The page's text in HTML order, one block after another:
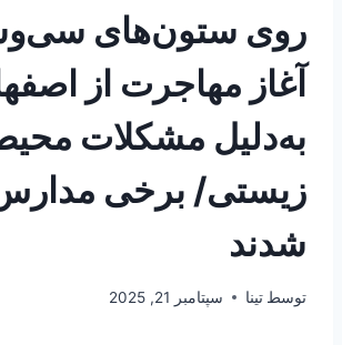
روی ستون‌های
آغاز مهاجرت از
به‌دلیل مشکلات
زیستی/ برخی مدارس
شدند
توسط تینا سپتامبر 21, 2025